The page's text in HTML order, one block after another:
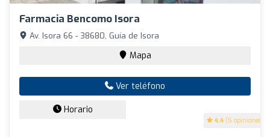
Farmacia Bencomo Isora
4.4 (5 opiniones)
Av. Isora 66 - 38680, Guía de Isora
Mapa
Ver teléfono
Horario